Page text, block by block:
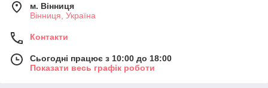
м. Вінниця
Вінниця, Україна
Контакти
Сьогодні працює з 10:00 до 18:00
Показати весь графік роботи